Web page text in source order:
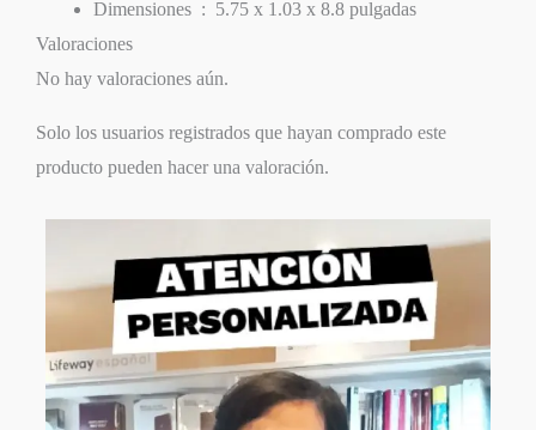
Dimensiones ‏ : ‎ 5.75 x 1.03 x 8.8 pulgadas
Valoraciones
No hay valoraciones aún.
Solo los usuarios registrados que hayan comprado este
producto pueden hacer una valoración.